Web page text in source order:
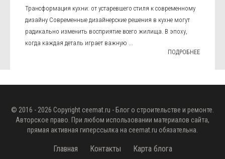
Трансформация кухни: от устаревшего стиля к современному
дизайну Современные дизайнерские решения в кухне могут
радикально изменить восприятие всего жилища. В эпоху,
когда каждая деталь играет важную ...
ПОДРОБНЕЕ
© 2016 - 2026 Copyright ceemat.ru - Блог о строительстве и ремонте.
Авторское право. При любом использовании материалов сайта,
прямая активная гиперссылка на ceemat.ru обязательна.
Главная Контакты Карта блога